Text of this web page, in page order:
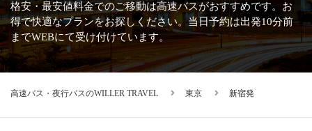
格安・最安値料金でのご移動は高速バスがおすすめです。お
得で快適なプランをお探しください。当日予約は出発10分前
までWEBにて受け付けています。
高速バス・夜行バスのWILLER TRAVEL 東京 新宿発